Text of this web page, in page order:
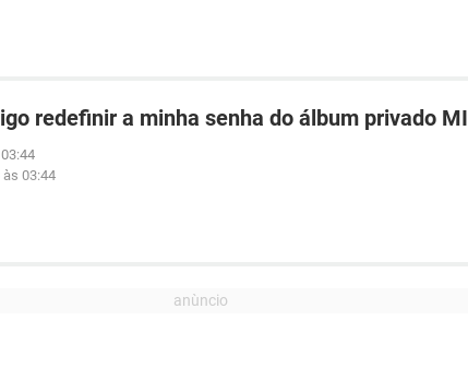
redefinir a minha senha do álbum privado MI
03:44